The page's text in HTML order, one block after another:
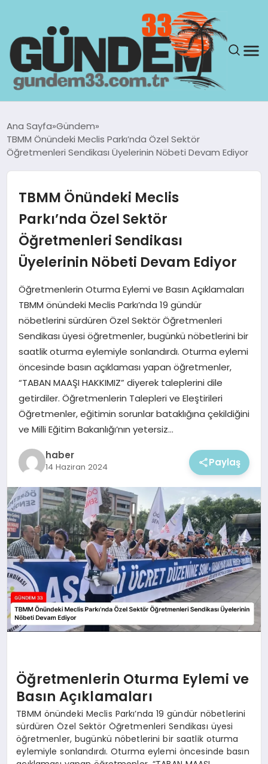
GÜNDEM
TEKNOLOJI
EKONOMI
MAGAZIN
Ana Sayfa Gündem
TBMM Önündeki Meclis Parkı’nda Özel Sektör
Öğretmenleri Sendikası Üyelerinin Nöbeti Devam Ediyor
TBMM Önündeki Meclis
Parkı’nda Özel Sektör
Öğretmenleri Sendikası
Üyelerinin Nöbeti Devam Ediyor
Öğretmenlerin Oturma Eylemi ve Basın Açıklamaları
TBMM önündeki Meclis Parkı’nda 19 gündür
nöbetlerini sürdüren Özel Sektör Öğretmenleri
Sendikası üyesi öğretmenler, bugünkü nöbetlerini bir
saatlik oturma eylemiyle sonlandırdı. Oturma eylemi
öncesinde basın açıklaması yapan öğretmenler,
“TABAN MAAŞI HAKKIMIZ” diyerek taleplerini dile
getirdiler. Öğretmenlerin Talepleri ve Eleştirileri
Öğretmenler, eğitimin sorunlar bataklığına çekildiğini
ve Milli Eğitim Bakanlığı’nın yetersiz…
haber
14 Haziran 2024 Paylaş
Öğretmenlerin Oturma Eylemi ve
Basın Açıklamaları
TBMM önündeki Meclis Parkı’nda 19 gündür nöbetlerini
sürdüren Özel Sektör Öğretmenleri Sendikası üyesi
öğretmenler, bugünkü nöbetlerini bir saatlik oturma
eylemiyle sonlandırdı. Oturma eylemi öncesinde basın